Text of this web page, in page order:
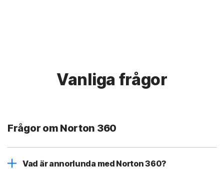
Vanliga frågor
Frågor om Norton 360
Vad är annorlunda med Norton 360?